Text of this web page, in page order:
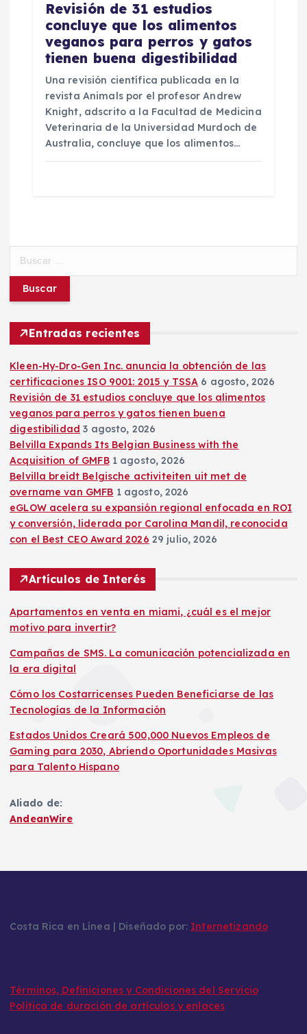
Revisión de 31 estudios
concluye que los alimentos
veganos para perros y gatos
tienen buena digestibilidad
Una revisión científica publicada en la
revista Animals por el profesor Andrew
Knight, adscrito a la Facultad de Medicina
Veterinaria de la Universidad Murdoch de
Australia, concluye que los alimentos…
c
:
Entradas recientes
Kleen-Hy-Dro-Gen Inc. anuncia la obtención de las
certificaciones ISO 9001: 2015 y TSSA 6 agosto, 2026
Revisión de 31 estudios concluye que los alimentos
veganos para perros y gatos tienen buena
digestibilidad 3 agosto, 2026
Belvilla Expands Its Belgian Business with the
Acquisition of GMFB 1 agosto, 2026
Belvilla breidt Belgische activiteiten uit met de
overname van GMFB 1 agosto, 2026
eGLOW acelera su expansión regional enfocada en ROI
y conversión, liderada por Carolina Mandil, reconocida
con el Best CEO Award 2026 29 julio, 2026
Artículos de Interés
Apartamentos en venta en miami, ¿cuál es el mejor
motivo para invertir?
Campañas de SMS. La comunicación potencializada en
la era digital
Cómo los Costarricenses Pueden Beneficiarse de las
Tecnologías de la Información
Estados Unidos Creará 500,000 Nuevos Empleos de
Gaming para 2030, Abriendo Oportunidades Masivas
para Talento Hispano
Aliado de:
AndeanWire
Costa Rica en Línea | Diseñado por: Internetizando
Términos, Definiciones y Condiciones del Servicio
Política de duración de artículos y enlaces